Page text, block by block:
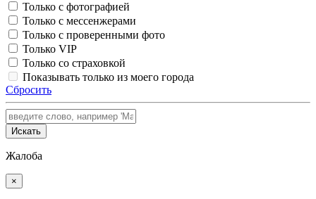
Только с фотографией
Только с мессенжерами
Только с проверенными фото
Только VIP
Только со страховкой
Показывать только из моего города
Сбросить
Искать
Жалоба
×